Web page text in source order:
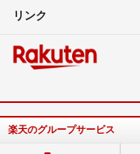
リンク
楽天のグループサービス